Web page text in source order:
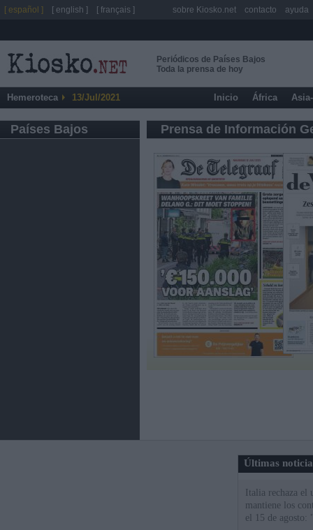
Periódicos de Países Bajos
Toda la prensa de hoy
Hemeroteca 13/Jul/2021 Inicio África
Países Bajos Prensa de Información
Últimas
Italia rechaza
mantiene los
el 15 de agosto:
[ español ] [ english ] [ français ] sobre Kiosko.net contacto ayuda